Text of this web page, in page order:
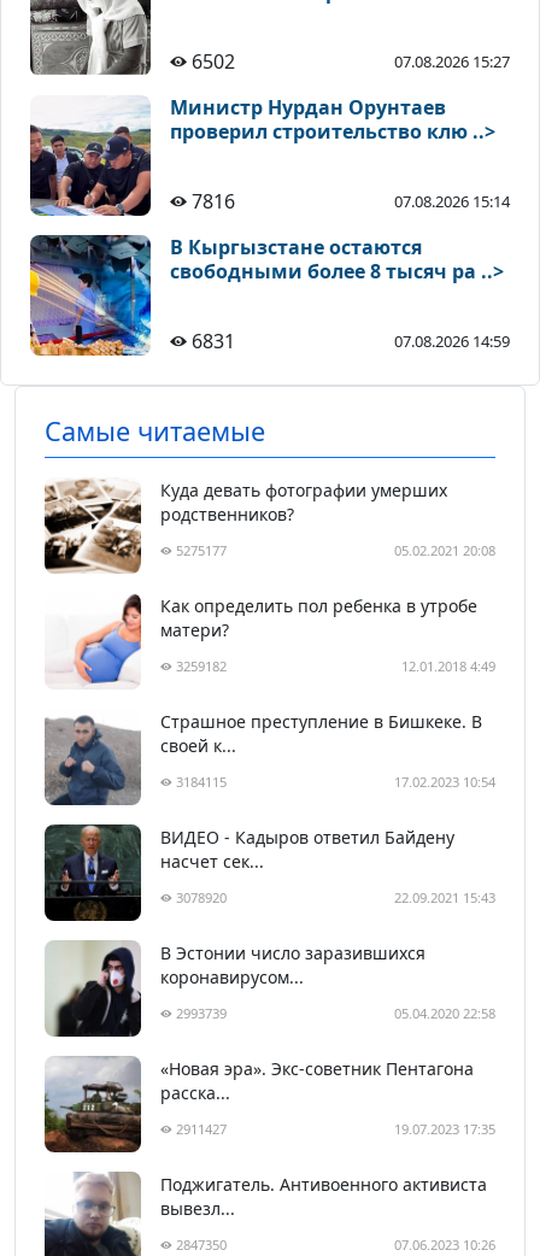
6502 07.08.2026 15:27
Министр Нурдан Орунтаев
проверил строительство клю ..>
7816 07.08.2026 15:14
В Кыргызстане остаются
свободными более 8 тысяч ра ..>
6831 07.08.2026 14:59
Самые читаемые
Куда девать фотографии умерших
родственников?
5275177 05.02.2021 20:08
Как определить пол ребенка в утробе
матери?
3259182 12.01.2018 4:49
Страшное преступление в Бишкеке. В
своей к...
3184115 17.02.2023 10:54
ВИДЕО - Кадыров ответил Байдену
насчет сек...
3078920 22.09.2021 15:43
В Эстонии число заразившихся
коронавирусом...
2993739 05.04.2020 22:58
«Новая эра». Экс-советник Пентагона
расска...
2911427 19.07.2023 17:35
Поджигатель. Антивоенного активиста
вывезл...
2847350 07.06.2023 10:26